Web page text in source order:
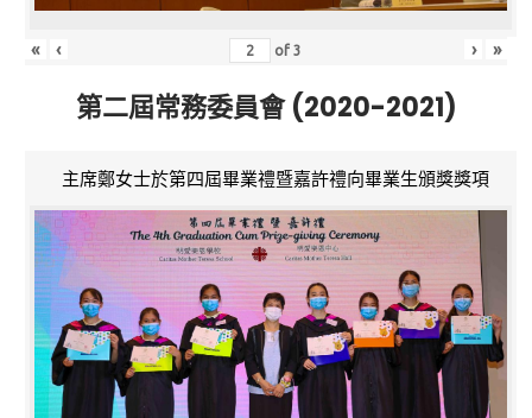
« ‹ of3 › »
第二屆常務委員會 (2020-2021)
主席鄭女士於第四屆畢業禮暨嘉許禮向畢業生頒獎獎項